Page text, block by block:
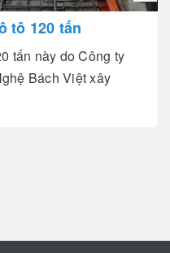
tô 120 tấn
tấn này do Công ty
Bách Việt xây